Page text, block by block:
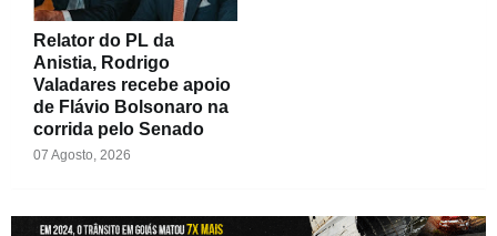
Relator do PL da
Anistia, Rodrigo
Valadares recebe apoio
de Flávio Bolsonaro na
corrida pelo Senado
07 Agosto, 2026